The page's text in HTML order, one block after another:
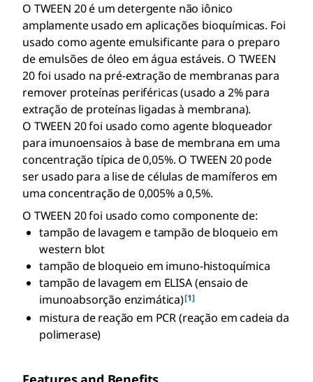
O TWEEN 20 é um detergente não iônico
amplamente usado em aplicações bioquímicas. Foi
usado como agente emulsificante para o preparo
de emulsões de óleo em água estáveis. O TWEEN
20 foi usado na pré-extração de membranas para
remover proteínas periféricas (usado a 2% para
extração de proteínas ligadas à membrana).
O TWEEN 20 foi usado como agente bloqueador
para imunoensaios à base de membrana em uma
concentração típica de 0,05%. O TWEEN 20 pode
ser usado para a lise de células de mamíferos em
uma concentração de 0,005% a 0,5%.
O TWEEN 20 foi usado como componente de:
tampão de lavagem e tampão de bloqueio em
western blot
tampão de bloqueio em imuno-histoquímica
tampão de lavagem em ELISA (ensaio de
imunoabsorção enzimática)[1]
mistura de reação em PCR (reação em cadeia da
polimerase)